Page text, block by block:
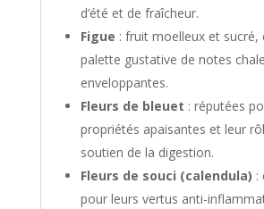
d’été et de fraîcheur.
Figue : fruit moelleux et sucré,
palette gustative de notes
enveloppantes.
Fleurs de bleuet : réputées
propriétés apaisantes et leur
soutien de la digestion.
Fleurs de souci (calendula) :
pour leurs vertus anti-